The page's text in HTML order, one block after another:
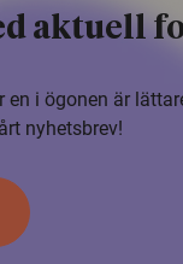
aktuell
en i ögonen är
nyhetsbrev!